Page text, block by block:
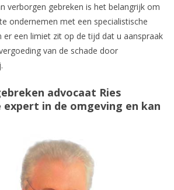
verborgen gebreken is het belangrijk om
ondernemen met een specialistische
er een limiet zit op de tijd dat u aanspraak
van de schade door
advocaat Ries
expert in de omgeving en kan